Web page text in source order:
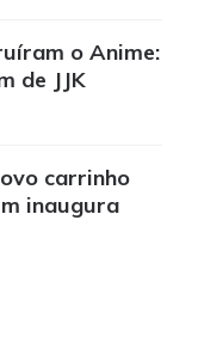
o Anime:
de JJK
carrinho
inaugura